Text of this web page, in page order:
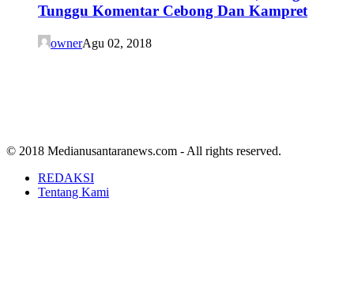
Tunggu Komentar Cebong Dan Kampret
ownerAgu 02, 2018
© 2018 Medianusantaranews.com - All rights reserved.
REDAKSI
Tentang Kami